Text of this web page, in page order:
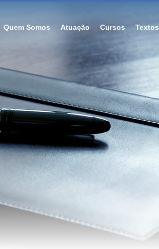
Quem Somos Atuação Cursos Textos